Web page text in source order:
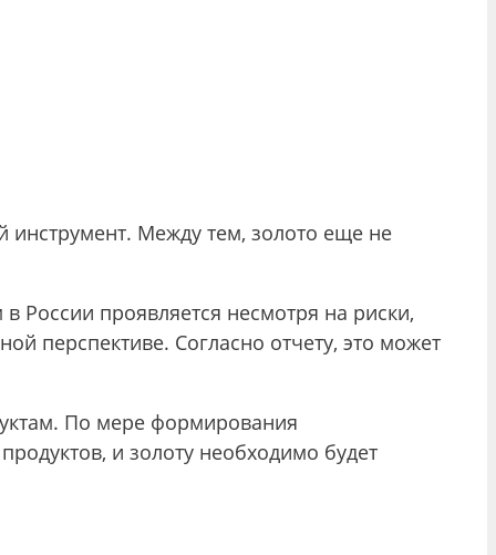
инструмент. Между тем, золото еще не
России проявляется несмотря на риски,
перспективе. Согласно отчету, это может
По мере формирования
и золоту необходимо будет